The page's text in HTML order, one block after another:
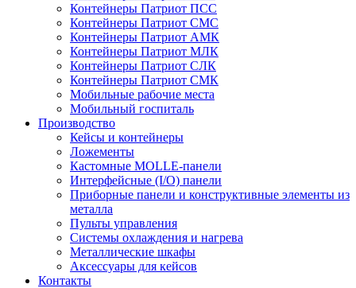
Контейнеры Патриот ПСС
Контейнеры Патриот СМС
Контейнеры Патриот АМК
Контейнеры Патриот МЛК
Контейнеры Патриот СЛК
Контейнеры Патриот СМК
Мобильные рабочие места
Мобильный госпиталь
Производство
Кейсы и контейнеры
Ложементы
Кастомные MOLLE-панели
Интерфейсные (I/O) панели
Приборные панели и конструктивные элементы из
металла
Пульты управления
Системы охлаждения и нагрева
Металлические шкафы
Аксессуары для кейсов
Контакты